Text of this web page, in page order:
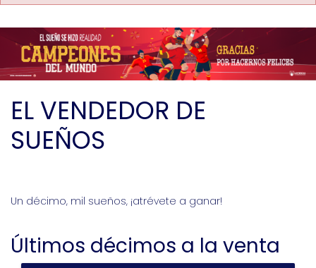
EL VENDEDOR DE
SUEÑOS
Un décimo, mil sueños, ¡atrévete a ganar!
Últimos décimos a la venta